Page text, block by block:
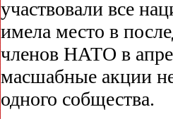
участвовали все
имела место в
членов НАТО в
масшабные акции
одного собщества.